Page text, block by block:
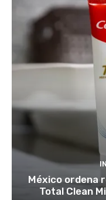
México ordena
Total Clean